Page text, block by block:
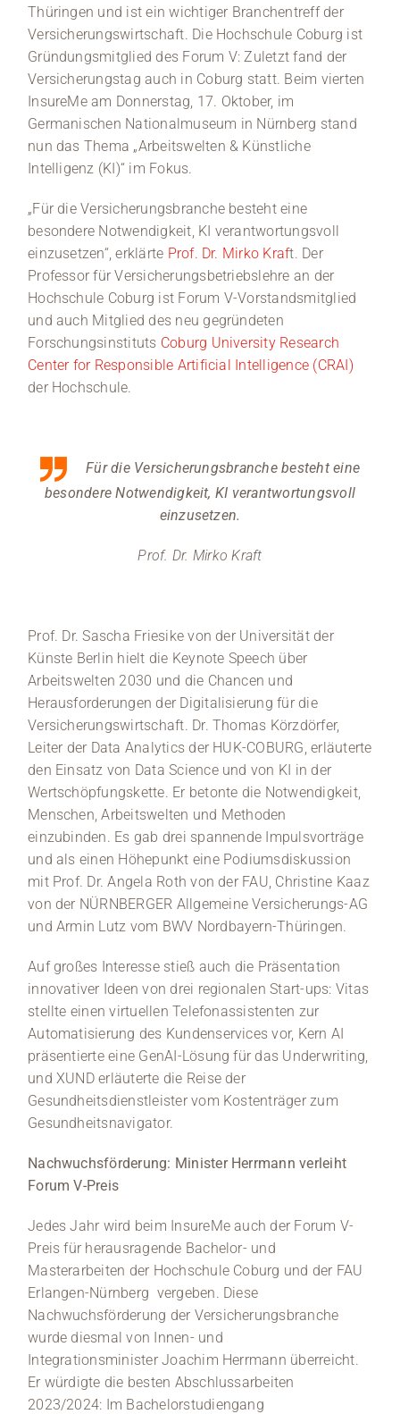
Thüringen und ist ein wichtiger Branchentreff der
Versicherungswirtschaft. Die Hochschule Coburg ist
Gründungsmitglied des Forum V: Zuletzt fand der
Versicherungstag auch in Coburg statt. Beim vierten
InsureMe am Donnerstag, 17. Oktober, im
Germanischen Nationalmuseum in Nürnberg stand
nun das Thema „Arbeitswelten & Künstliche
Intelligenz (KI)“ im Fokus.
„Für die Versicherungsbranche besteht eine
besondere Notwendigkeit, KI verantwortungsvoll
einzusetzen“, erklärte Prof. Dr. Mirko Kraft. Der
Professor für Versicherungsbetriebslehre an der
Hochschule Coburg ist Forum V-Vorstandsmitglied
und auch Mitglied des neu gegründeten
Forschungsinstituts Coburg University Research
Center for Responsible Artificial Intelligence (CRAI)
der Hochschule.
Für die Versicherungsbranche besteht eine
besondere Notwendigkeit, KI verantwortungsvoll
einzusetzen.
Prof. Dr. Mirko Kraft
Prof. Dr. Sascha Friesike von der Universität der
Künste Berlin hielt die Keynote Speech über
Arbeitswelten 2030 und die Chancen und
Herausforderungen der Digitalisierung für die
Versicherungswirtschaft. Dr. Thomas Körzdörfer,
Leiter der Data Analytics der HUK-COBURG, erläuterte
den Einsatz von Data Science und von KI in der
Wertschöpfungskette. Er betonte die Notwendigkeit,
Menschen, Arbeitswelten und Methoden
einzubinden. Es gab drei spannende Impulsvorträge
und als einen Höhepunkt eine Podiumsdiskussion
mit Prof. Dr. Angela Roth von der FAU, Christine Kaaz
von der NÜRNBERGER Allgemeine Versicherungs-AG
und Armin Lutz vom BWV Nordbayern-Thüringen.
Auf großes Interesse stieß auch die Präsentation
innovativer Ideen von drei regionalen Start-ups: Vitas
stellte einen virtuellen Telefonassistenten zur
Automatisierung des Kundenservices vor, Kern AI
präsentierte eine GenAI-Lösung für das Underwriting,
und XUND erläuterte die Reise der
Gesundheitsdienstleister vom Kostenträger zum
Gesundheitsnavigator.
Nachwuchsförderung: Minister Herrmann verleiht
Forum V-Preis
Jedes Jahr wird beim InsureMe auch der Forum V-
Preis für herausragende Bachelor- und
Masterarbeiten der Hochschule Coburg und der FAU
Erlangen-Nürnberg vergeben. Diese
Nachwuchsförderung der Versicherungsbranche
wurde diesmal von Innen- und
Integrationsminister Joachim Herrmann überreicht.
Er würdigte die besten Abschlussarbeiten
2023/2024: Im Bachelorstudiengang